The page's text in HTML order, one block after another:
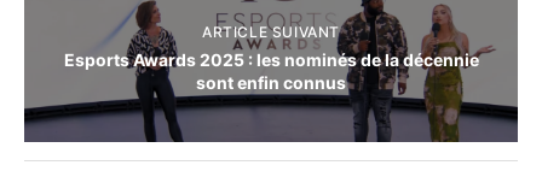
ARTICLE SUIVANT
Esports Awards 2025 : les nominés de la décennie
sont enfin connus